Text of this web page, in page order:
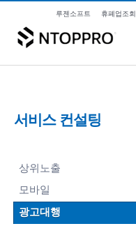
루젠소프트 휴폐업조회
서비스 컨설팅
상위노출
모바일
광고대행